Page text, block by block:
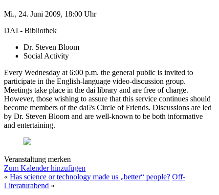
Mi., 24. Juni 2009, 18:00 Uhr
DAI - Bibliothek
Dr. Steven Bloom
Social Activity
Every Wednesday at 6:00 p.m. the general public is invited to
participate in the English-language video-discussion group.
Meetings take place in the dai library and are free of charge.
However, those wishing to assure that this service continues should
become members of the dai?s Circle of Friends. Discussions are led
by Dr. Steven Bloom and are well-known to be both informative
and entertaining.
Veranstaltung merken
Zum Kalender hinzufügen
« Has science or technology made us „better“ people? Off-
Literaturabend »